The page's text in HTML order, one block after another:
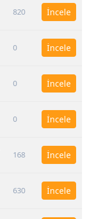
820 İncele
0 İncele
0 İncele
0 İncele
168 İncele
630 İncele